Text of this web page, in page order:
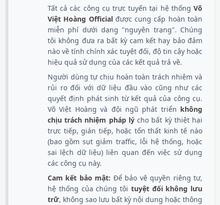
Tất cả các công cụ trực tuyến tại hệ thống Võ
Việt Hoàng Officialđược cung cấp hoàn toàn
miễn phí dưới dạng "nguyên trạng". Chúng
tôi không đưa ra bất kỳ cam kết hay bảo đảm
nào về tính chính xác tuyệt đối, độ tin cậy hoặc
hiệu quả sử dụng của các kết quả trả về.
Người dùng tự chịu hoàn toàn trách nhiệm và
rủi ro đối với dữ liệu đầu vào cũng như các
quyết định phát sinh từ kết quả của công cụ.
Võ Việt Hoàng và đội ngũ phát triển không
chịu trách nhiệm pháp lýcho bất kỳ thiệt hại
trực tiếp, gián tiếp, hoặc tổn thất kinh tế nào
(bao gồm sụt giảm traffic, lỗi hệ thống, hoặc
sai lệch dữ liệu) liên quan đến việc sử dụng
các công cụ này.
Cam kết bảo mật: Để bảo vệ quyền riêng tư,
hệ thống của chúng tôi tuyệt đối không lưu
trữ, không sao lưu bất kỳ nội dung hoặc thông